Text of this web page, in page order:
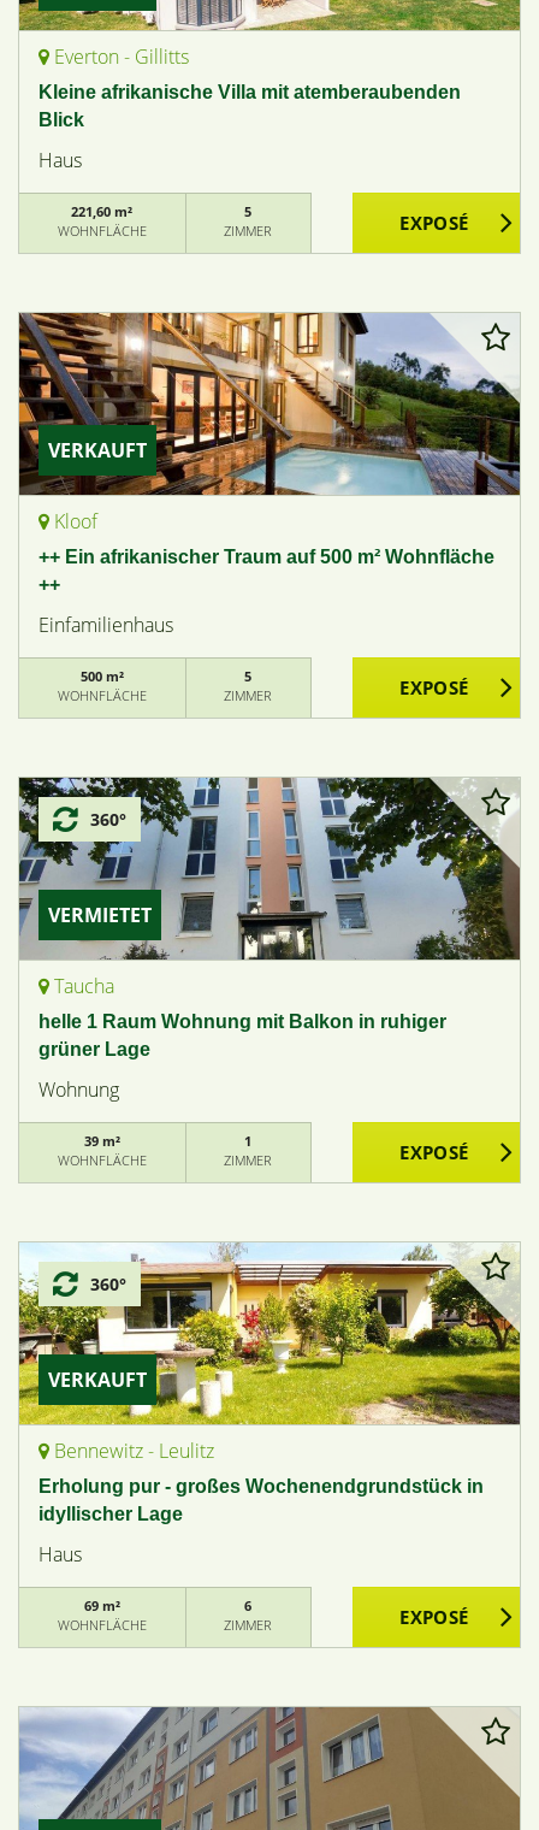
Everton - Gillitts
Kleine afrikanische Villa mit atemberaubenden
Blick
Haus
221,60 m²
WOHNFLÄCHE
5
ZIMMER
VERKAUFT
Kloof
++ Ein afrikanischer Traum auf 500 m² Wohnfläche
++
Einfamilienhaus
500 m²
WOHNFLÄCHE
5
ZIMMER
VERMIETET
360°
Taucha
helle 1 Raum Wohnung mit Balkon in ruhiger
grüner Lage
Wohnung
39 m²
WOHNFLÄCHE
1
ZIMMER
VERKAUFT
360°
Bennewitz - Leulitz
Erholung pur - großes Wochenendgrundstück in
idyllischer Lage
Haus
69 m²
WOHNFLÄCHE
6
ZIMMER